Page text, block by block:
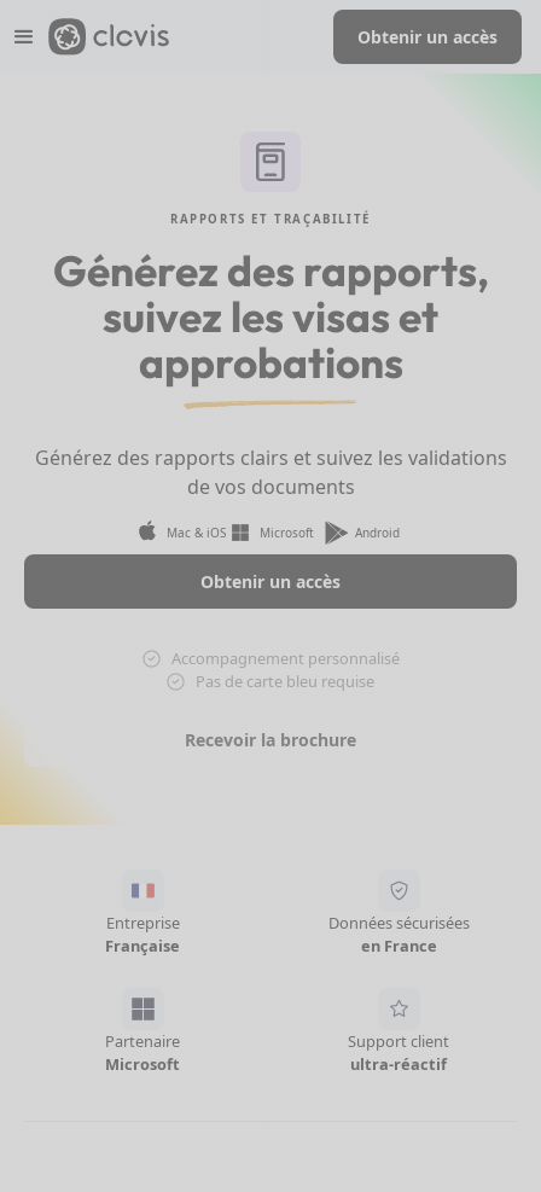
Obtenir un accès
RAPPORTS ET TRAÇABILITÉ
Générez des rapports,
suivez les visas et
approbations
Générez des rapports clairs et suivez les validations
de vos documents
Mac & iOS Microsoft Android
Obtenir un accès
Accompagnement personnalisé
Pas de carte bleu requise
Recevoir la brochure
Entreprise
Française
Données sécurisées
en France
Partenaire
Microsoft
Support client
ultra-réactif